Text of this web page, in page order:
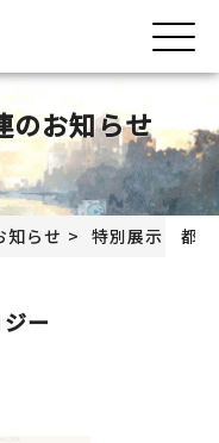
のお知らせ
知らせ 特別展示 都市
ー